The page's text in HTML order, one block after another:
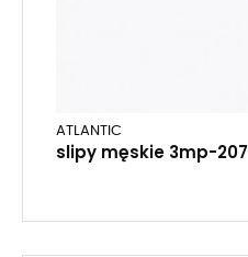
ATLANTIC
slipy męskie 3mp-207